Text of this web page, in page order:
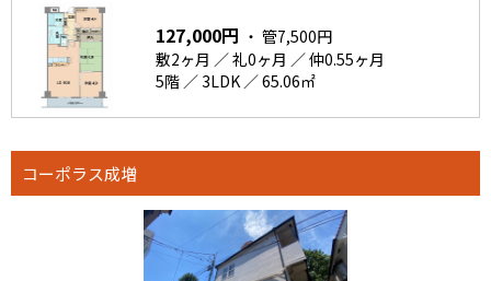
127,000円 ・ 管7,500円
敷2ヶ月 ／ 礼0ヶ月 ／ 仲0.55ヶ月
5階 ／ 3LDK ／ 65.06㎡
コーポラス成増